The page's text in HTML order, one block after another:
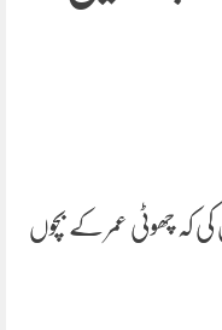
کہ چھوٹی عمر کے بچوں